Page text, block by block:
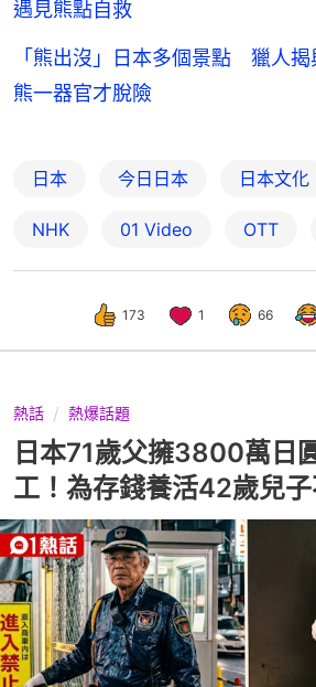
遇見熊點自救
「熊出沒」日本多個景點 獵人
熊一器官才脫險
日本 今日日本 日本文化
NHK 01 Video OTT
173 1 66
熱話 熱爆話題
日本71歲父擁3800萬日
工！為存錢養活42歲兒